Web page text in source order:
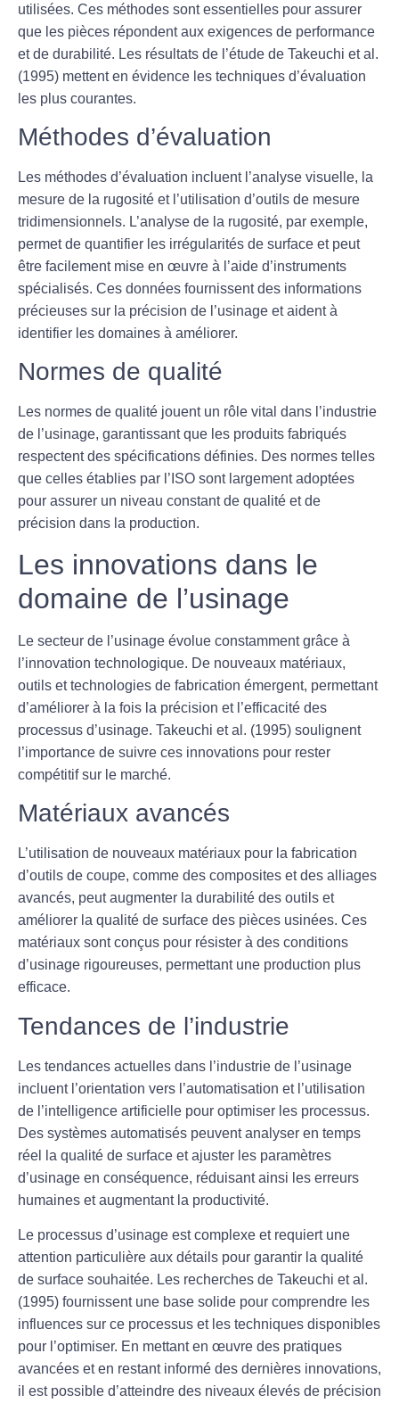
utilisées. Ces méthodes sont essentielles pour assurer
que les pièces répondent aux exigences de performance
et de durabilité. Les résultats de l’étude de Takeuchi et al.
(1995) mettent en évidence les techniques d’évaluation
les plus courantes.
Méthodes d’évaluation
Les méthodes d’évaluation incluent l’analyse visuelle, la
mesure de la rugosité et l’utilisation d’outils de mesure
tridimensionnels. L’analyse de la rugosité, par exemple,
permet de quantifier les irrégularités de surface et peut
être facilement mise en œuvre à l’aide d’instruments
spécialisés. Ces données fournissent des informations
précieuses sur la précision de l’usinage et aident à
identifier les domaines à améliorer.
Normes de qualité
Les normes de qualité jouent un rôle vital dans l’industrie
de l’usinage, garantissant que les produits fabriqués
respectent des spécifications définies. Des normes telles
que celles établies par l’ISO sont largement adoptées
pour assurer un niveau constant de qualité et de
précision dans la production.
Les innovations dans le
domaine de l’usinage
Le secteur de l’usinage évolue constamment grâce à
l’innovation technologique. De nouveaux matériaux,
outils et technologies de fabrication émergent, permettant
d’améliorer à la fois la précision et l’efficacité des
processus d’usinage. Takeuchi et al. (1995) soulignent
l’importance de suivre ces innovations pour rester
compétitif sur le marché.
Matériaux avancés
L’utilisation de nouveaux matériaux pour la fabrication
d’outils de coupe, comme des composites et des alliages
avancés, peut augmenter la durabilité des outils et
améliorer la qualité de surface des pièces usinées. Ces
matériaux sont conçus pour résister à des conditions
d’usinage rigoureuses, permettant une production plus
efficace.
Tendances de l’industrie
Les tendances actuelles dans l’industrie de l’usinage
incluent l’orientation vers l’automatisation et l’utilisation
de l’intelligence artificielle pour optimiser les processus.
Des systèmes automatisés peuvent analyser en temps
réel la qualité de surface et ajuster les paramètres
d’usinage en conséquence, réduisant ainsi les erreurs
humaines et augmentant la productivité.
Le processus d’usinage est complexe et requiert une
attention particulière aux détails pour garantir la qualité
de surface souhaitée. Les recherches de Takeuchi et al.
(1995) fournissent une base solide pour comprendre les
influences sur ce processus et les techniques disponibles
pour l’optimiser. En mettant en œuvre des pratiques
avancées et en restant informé des dernières innovations,
il est possible d’atteindre des niveaux élevés de précision